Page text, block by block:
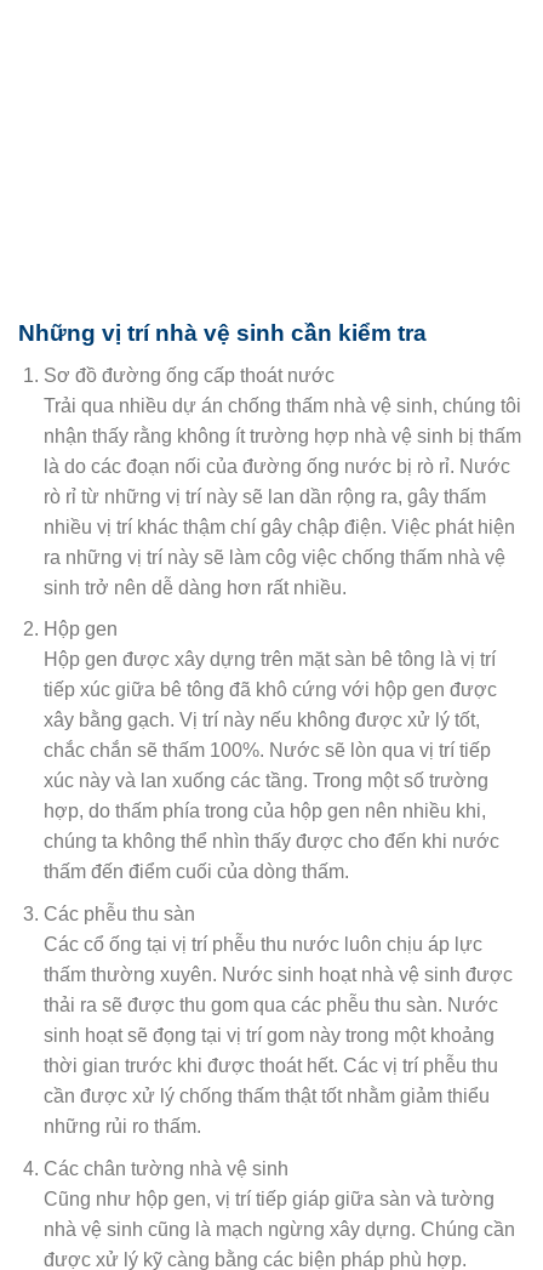
Những vị trí nhà vệ sinh cần kiểm tra
Sơ đồ đường ống cấp thoát nước
Trải qua nhiều dự án chống thấm nhà vệ sinh, chúng tôi
nhận thấy rằng không ít trường hợp nhà vệ sinh bị thấm
là do các đoạn nối của đường ống nước bị rò rỉ. Nước
rò rỉ từ những vị trí này sẽ lan dần rộng ra, gây thấm
nhiều vị trí khác thậm chí gây chập điện. Việc phát hiện
ra những vị trí này sẽ làm côg việc chống thấm nhà vệ
sinh trở nên dễ dàng hơn rất nhiều.
Hộp gen
Hộp gen được xây dựng trên mặt sàn bê tông là vị trí
tiếp xúc giữa bê tông đã khô cứng với hộp gen được
xây bằng gạch. Vị trí này nếu không được xử lý tốt,
chắc chắn sẽ thấm 100%. Nước sẽ lòn qua vị trí tiếp
xúc này và lan xuống các tầng. Trong một số trường
hợp, do thấm phía trong của hộp gen nên nhiều khi,
chúng ta không thể nhìn thấy được cho đến khi nước
thấm đến điểm cuối của dòng thấm.
Các phễu thu sàn
Các cổ ống tại vị trí phễu thu nước luôn chịu áp lực
thấm thường xuyên. Nước sinh hoạt nhà vệ sinh được
thải ra sẽ được thu gom qua các phễu thu sàn. Nước
sinh hoạt sẽ đọng tại vị trí gom này trong một khoảng
thời gian trước khi được thoát hết. Các vị trí phễu thu
cần được xử lý chống thấm thật tốt nhằm giảm thiểu
những rủi ro thấm.
Các chân tường nhà vệ sinh
Cũng như hộp gen, vị trí tiếp giáp giữa sàn và tường
nhà vệ sinh cũng là mạch ngừng xây dựng. Chúng cần
được xử lý kỹ càng bằng các biện pháp phù hợp.